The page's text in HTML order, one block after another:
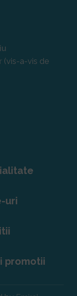
(vis-a-vis de
uri
promotii